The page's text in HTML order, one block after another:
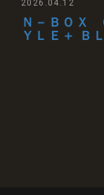
Ｎ－ＢＯＸ
ＹＬＥ＋ Ｂ
2026.04.12